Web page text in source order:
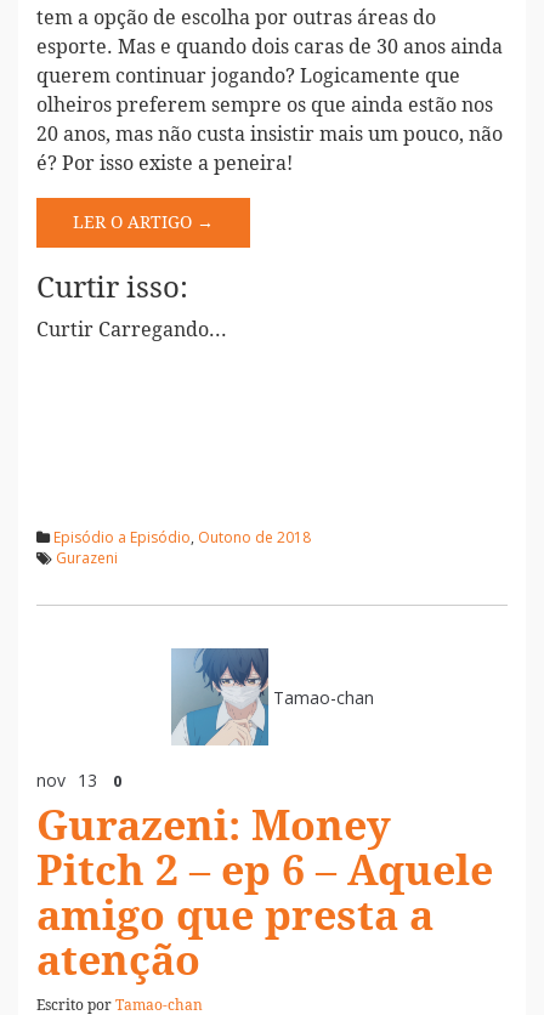
tem a opção de escolha por outras áreas do
esporte. Mas e quando dois caras de 30 anos ainda
querem continuar jogando? Logicamente que
olheiros preferem sempre os que ainda estão nos
20 anos, mas não custa insistir mais um pouco, não
é? Por isso existe a peneira!
LER O ARTIGO →
Curtir isso:
Curtir Carregando...
Episódio a Episódio, Outono de 2018
Gurazeni
Tamao-chan
nov 13 0
Gurazeni: Money
Pitch 2 – ep 6 – Aquele
amigo que presta a
atenção
Escrito porTamao-chan